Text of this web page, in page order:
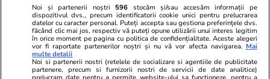
ULTIMELE ȘTIRI
Știri România 00:12
Noi și partenerii noștri 596 stocăm și/sau accesăm informații pe
dispozitivul dvs., precum identificatorii cookie unici pentru prelucrarea
datelor cu caracter personal. Puteți accepta sau gestiona preferințele dvs.
făcând clic mai jos, respectiv vă puteți opune utilizării unui interes legitim
în orice moment pe pagina cu politica de confidențialitate. Aceste alegeri
vor fi raportate partenerilor noștri și nu vă vor afecta navigarea. Mai
multe detalii
Noi si partenerii nostri (retelele de socializare si agentiile de publicitate
partenere, precum si furnizorii nostri de servicii de date analitice)